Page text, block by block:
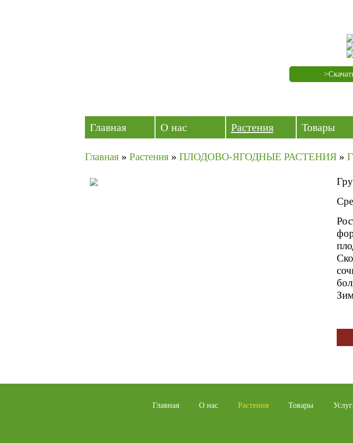
Главная О нас Растения Товары
Главная » Растения » ПЛОДОВО-ЯГОДНЫЕ РАСТЕНИЯ »
Главная О нас Растения Товары